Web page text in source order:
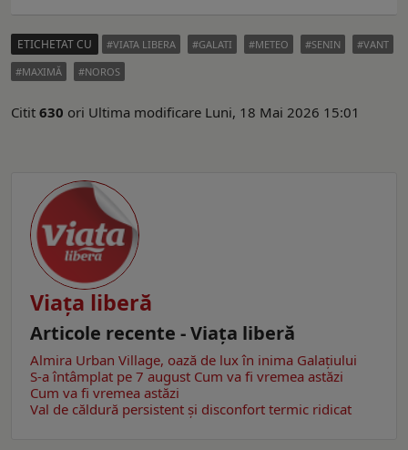
ETICHETAT CU VIATA LIBERA GALATI METEO SENIN
VANT
MAXIMĂ
NOROS
Citit 630 ori Ultima modificare Luni, 18 Mai 2026 15:01
Viaţa liberă
Articole recente - Viaţa liberă
Almira Urban Village, oază de lux în inima Galațiului
S-a întâmplat pe 7 august Cum va fi vremea astăzi
Cum va fi vremea astăzi
Val de căldură persistent și disconfort termic ridicat